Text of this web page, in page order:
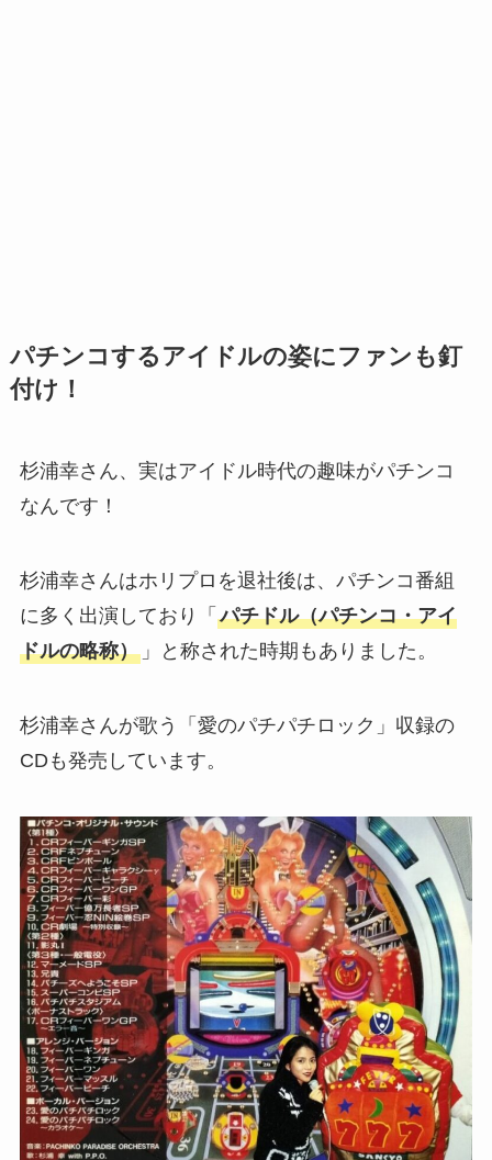
パチンコするアイドルの姿にファンも釘
付け！
杉浦幸さん、実はアイドル時代の趣味がパチンコ
なんです！
杉浦幸さんはホリプロを退社後は、パチンコ番組
に多く出演しており「 パチドル（パチンコ・アイ
ドルの略称）」と称された時期もありました。
杉浦幸さんが歌う「愛のパチパチロック」収録の
CDも発売しています。